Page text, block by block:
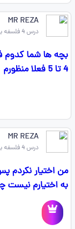
MR REZA
درس 4 فلسفه یازدهم
بچه ها شما کدوم
4 تا 5 فعلا منظورم
MR REZA
درس 4 فلسفه یازدهم
من اختیار نکردم
به اختیارم نیست